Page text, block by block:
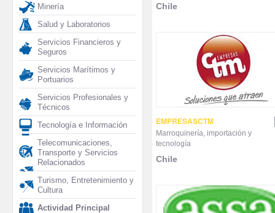
Minería
Salud y Laboratorios
Servicios Financieros y
Seguros
Servicios Marítimos y
Portuarios
Servicios Profesionales y
Técnicos
Tecnología e Información
Telecomunicaciones,
Transporte y Servicios
Relacionados
Turismo, Entretenimiento y
Cultura
Actividad Principal
Chile
EMPRESASCTM
Marroquinería, importación y
tecnología
Chile